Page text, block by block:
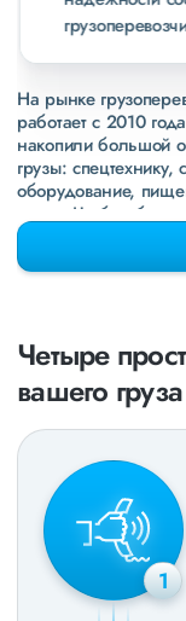
На рынке
работает с 2010
накопили большой
грузы:
оборудование,
грузы. Чтобы
свежие примеры
раз в неделю. Также
направления вДНР
экспедирование.
который сообщит о
получить
РФ).
Четыре
вашего груза
1